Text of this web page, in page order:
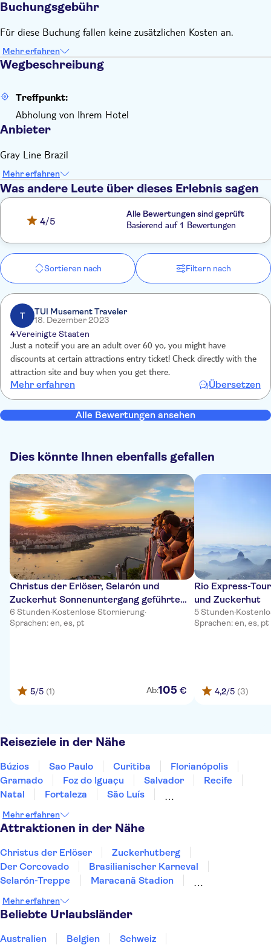
Buchungsgebühr
Für diese Buchung fallen keine zusätzlichen Kosten an.
Mehr erfahren
Wegbeschreibung
Treffpunkt:
Abholung von Ihrem Hotel
Anbieter
Gray Line Brazil
Mehr erfahren
Was andere Leute über dieses Erlebnis sagen
4/5
Alle Bewertungen sind geprüft
Basierend auf 1 Bewertungen
Sortieren nach Filtern nach
T
TUI Musement Traveler
18. Dezember 2023
4Vereinigte Staaten
Just a note:if you are an adult over 60 yo, you might have
discounts at certain attractions entry ticket! Check directly with the
attraction site and buy when you get there.
Mehr erfahren Übersetzen
Alle Bewertungen ansehen
Dies könnte Ihnen ebenfalls gefallen
Christus der Erlöser, Selarón und
Zuckerhut Sonnenuntergang geführte
Tour in Rio
6 Stunden·Kostenlose Stornierung·
Sprachen: en, es, pt
5/5 (1) Ab:105 €
Rio Express-
und Zuckerhut
5 Stunden·
Sprachen: en, es, pt
4,2/5 (3)
Reiseziele in der Nähe
Búzios Sao Paulo Curitiba
Florianópolis
Gramado
Foz do Iguaçu Salvador
Recife
Natal
Fortaleza
São Luís
Mehr erfahren
Attraktionen in der Nähe
Christus der Erlöser
Zuckerhutberg
Der Corcovado
Brasilianischer Karneval
Selarón-Treppe
Maracanã Stadion
Mehr erfahren
Beliebte Urlaubsländer
Australien Belgien
Schweiz